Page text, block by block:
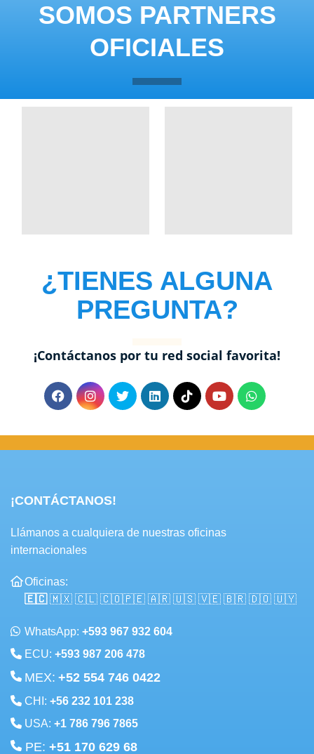
SOMOS PARTNERS
OFICIALES
¿TIENES ALGUNA
PREGUNTA?
¡Contáctanos por tu red social favorita!
¡CONTÁCTANOS!
Llámanos a cualquiera de nuestras oficinas
internacionales
Oficinas:
🇪🇨🇲🇽 🇨🇱 🇨🇴🇵🇪 🇦🇷 🇺🇸 🇻🇪 🇧🇷 🇩🇴 🇺🇾
WhatsApp: +593 967 932 604
ECU: +593 987 206 478
MEX: +52 554 746 0422
CHI: +56 232 101 238
USA: +1 786 796 7865
PE: +51 170 629 68